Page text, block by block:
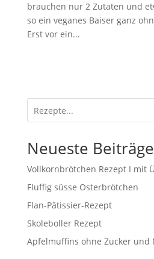
brauchen nur 2 Zutaten und
so ein veganes Baiser ganz
Erst vor ein...
Neueste Beiträge
Vollkornbrötchen Rezept I mit
Fluffig süsse Osterbrötchen
Flan-Pâtissier-Rezept
Skoleboller Rezept
Apfelmuffins ohne Zucker und